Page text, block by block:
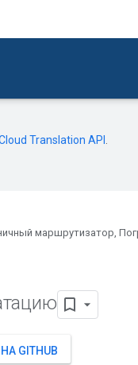
Translation API
маршрутизатор,
GITHUB